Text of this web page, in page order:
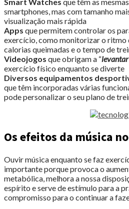
smartphones, mas com tamanho
visualização mais rápida
Apps que permitem controlar os
exercício, como monitorizar o ritmo
calorias queimadas e o tempo de
Videojogos que obrigam a “levantar
exercício físico enquanto se diverte
Diversos equipamentos
que têm incorporadas várias
pode personalizar o seu plano de
Os efeitos da música
Ouvir música enquanto se faz
importante porque provoca o
metabólica, melhora a nossa
espírito e serve de estímulo para a
compromisso para o continuar a